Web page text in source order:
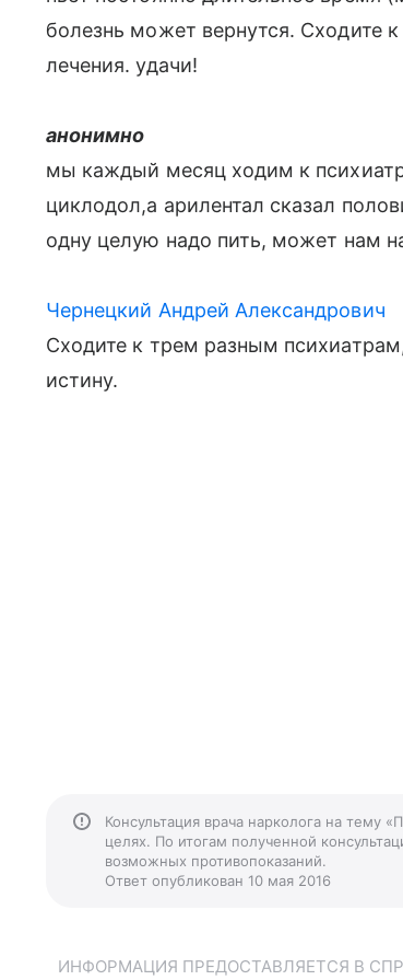
болезнь может вернутся. Сходите
лечения. удачи!
анонимно
мы каждый месяц ходим к
циклодол,а арилентал сказал
одну целую надо пить, может нам
Чернецкий Андрей Александрович
Сходите к трем разным
истину.
Консультация врача нарколога на тему
целях. По итогам полученной
возможных противопоказаний.
Ответ опубликован 10 мая 2016
ИНФОРМАЦИЯ ПРЕДОСТАВЛЯЕТСЯ В